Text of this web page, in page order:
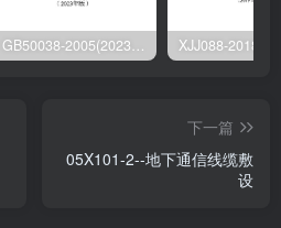
GB50038-2005(2023版)–人民防空地下室设计规范
下一篇
05X101-2--地下通信线缆敷
设